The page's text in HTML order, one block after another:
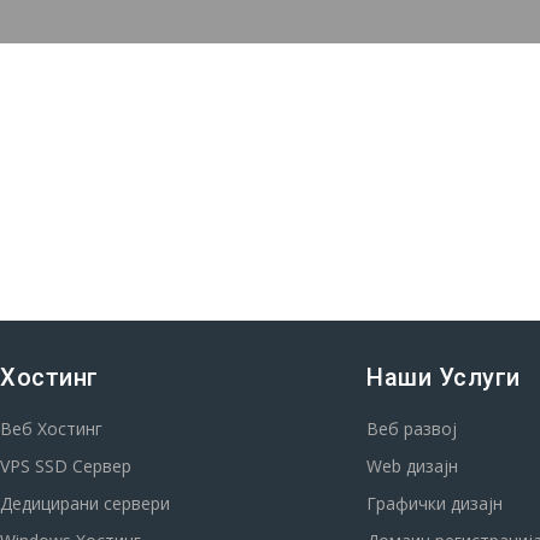
Хостинг
Веб Хостинг
VPS SSD Сервер
Дедицирани сервери
Наши Услуги
Веб развој
Web дизајн
Графички дизајн